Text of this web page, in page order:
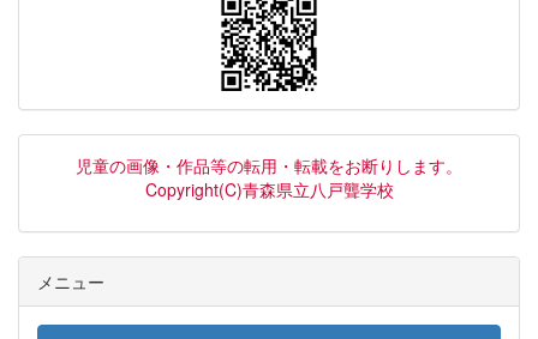
児童の画像・作品等の転用・転載をお断りします。
Copyright(C)青森県立八戸聾学校
メニュー